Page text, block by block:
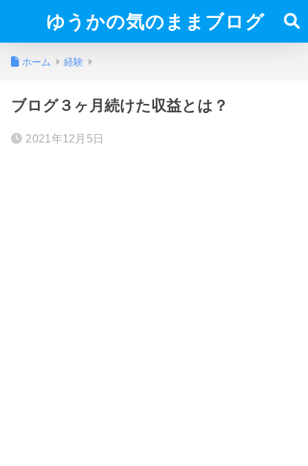
ゆうかの気のままブログ
ホーム 経験
ブログ３ヶ月続けた収益とは？
2021年12月5日